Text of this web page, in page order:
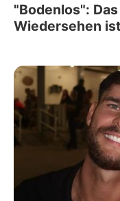
"Bodenlos":
Wiedersehen